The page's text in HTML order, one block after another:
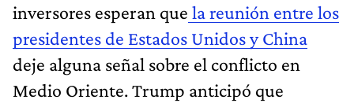
inversores esperan que la reunión entre los
presidentes de Estados Unidos y China
deje alguna señal sobre el conflicto en
Medio Oriente. Trump anticipó que